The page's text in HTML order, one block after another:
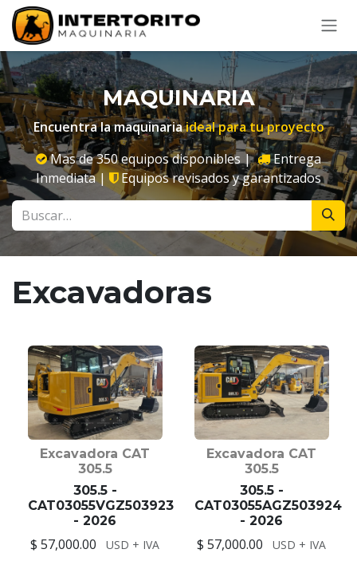
Ir al contenido
MAQUINARIA
Encuentra la maquinariaideal para tu proyecto
Mas de 350 equipos disponibles |
Entrega
Inmediata | Equipos revisados y garantizados
Excavadoras
Excavadora CAT
305.5
305.5 -
CAT03055VGZ503923
- 2026
$ 57,000.00 USD + IVA
Excavadora CAT
305.5
305.5 -
CAT03055AGZ503924
- 2026
$ 57,000.00 USD + IVA